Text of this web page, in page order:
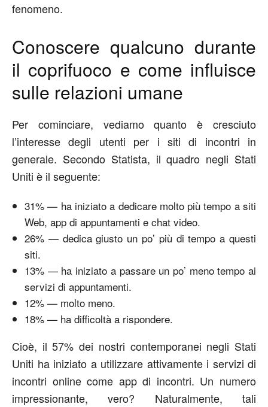
fenomeno.
Conoscere qualcuno durante
il coprifuoco e come influisce
sulle relazioni umane
Per cominciare, vediamo quanto è cresciuto
l’interesse degli utenti per i siti di incontri in
generale. Secondo Statista, il quadro negli Stati
Uniti è il seguente:
31% — ha iniziato a dedicare molto più tempo a siti
Web, app di appuntamenti e chat video.
26% — dedica giusto un po’ più di tempo a questi
siti.
13% — ha iniziato a passare un po’ meno tempo ai
servizi di appuntamenti.
12% — molto meno.
18% — ha difficoltà a rispondere.
Cioè, il 57% dei nostri contemporanei negli Stati
Uniti ha iniziato a utilizzare attivamente i servizi di
incontri online come app di incontri. Un numero
impressionante, vero? Naturalmente, tali